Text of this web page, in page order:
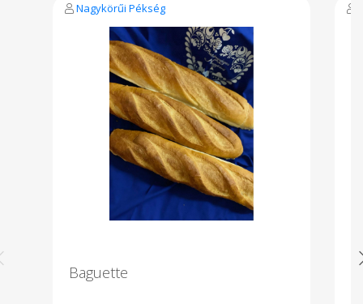
Nagykörűi Pékség
Baguette